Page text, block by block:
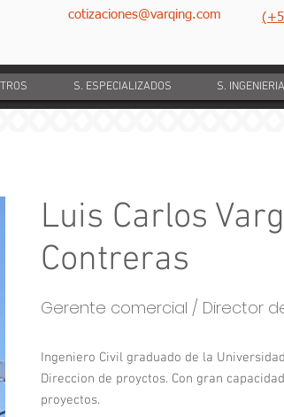
S. ESPECIALIZADOS S.
cotizaciones@varqing.com
Luis Carlos
Contreras
Gerente comercial / Director
Ingeniero Civil graduado de la
Direccion de proyctos. Con gran
proyectos.